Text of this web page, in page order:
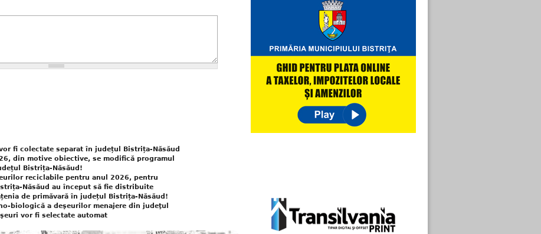
fi colectate separat în județul Bistrița-Năsăud
din motive obiective, se modifică programul
Bistrița-Năsăud!
reciclabile pentru anul 2026, pentru
Năsăud au început să fie distribuite
de primăvară în județul Bistrița-Năsăud!
biologică a deşeurilor menajere din judeţul
vor fi selectate automat